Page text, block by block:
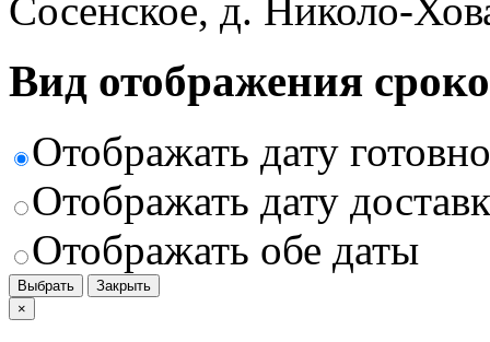
Сосенское, д. Николо-
Вид отображения
Отображать дату
Отображать дату
Отображать обе даты
Выбрать
Закрыть
×